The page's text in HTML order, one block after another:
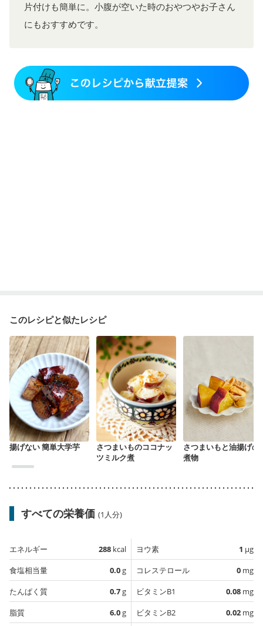
片付けも簡単に。小腹が空いた時のおやつやお子さん
にもおすすめです。
このレシピと似たレシピ
揚げない 簡単大学芋
さつまいものココナッ
ツミルク煮
さつまいもと油揚げの
煮物
すべての栄養価 (1人分)
エネルギー 288 kcal
食塩相当量
0.0g
たんぱく質
0.7g
脂質
6.0g
ヨウ素 1 µg
コレステロール
0 mg
ビタミンB1
0.08 mg
ビタミンB2
0.02 mg